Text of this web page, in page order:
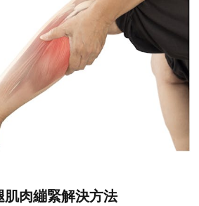
肉繃緊解決方法